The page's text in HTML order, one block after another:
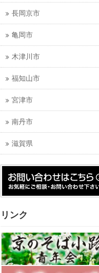
長岡京市
亀岡市
木津川市
福知山市
宮津市
南丹市
滋賀県
リンク